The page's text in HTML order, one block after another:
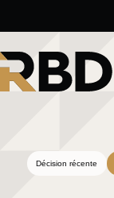
au
contenu
Décision récente